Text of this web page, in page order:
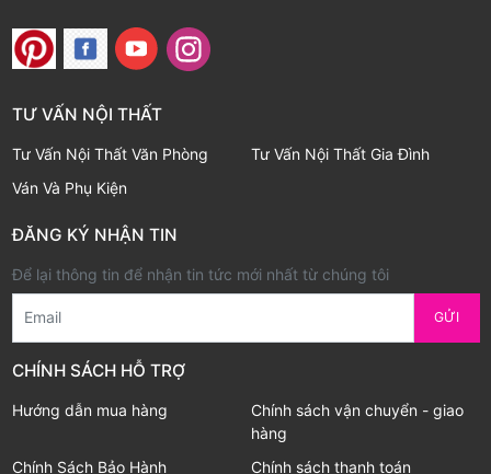
TƯ VẤN NỘI THẤT
Tư Vấn Nội Thất Văn Phòng
Tư Vấn Nội Thất Gia Đình
Ván Và Phụ Kiện
ĐĂNG KÝ NHẬN TIN
Để lại thông tin để nhận tin tức mới nhất từ chúng tôi
Email GỬI
CHÍNH SÁCH HỖ TRỢ
Hướng dẫn mua hàng
Chính sách vận chuyển - giao
hàng
Chính Sách Bảo Hành
Chính sách thanh toán